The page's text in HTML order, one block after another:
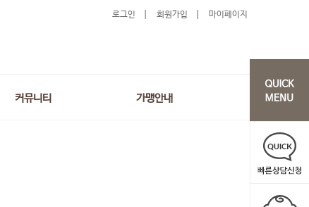
로그인 회원가입 마이페이지
커뮤니티 가맹안내